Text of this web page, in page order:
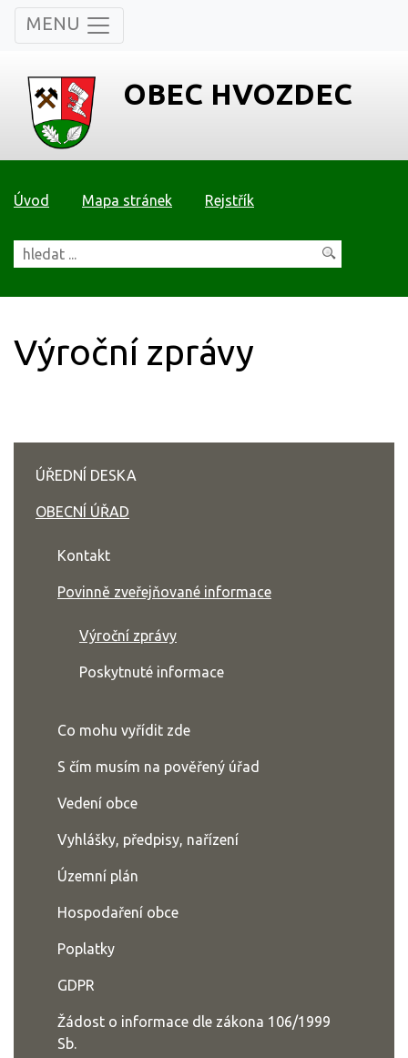
MENU
OBEC HVOZDEC
Úvod Mapa stránek Rejstřík
Výroční zprávy
ÚŘEDNÍ DESKA
OBECNÍ ÚŘAD
Kontakt
Povinně zveřejňované informace
Výroční zprávy
Poskytnuté informace
Co mohu vyřídit zde
S čím musím na pověřený úřad
Vedení obce
Vyhlášky, předpisy, nařízení
Územní plán
Hospodaření obce
Poplatky
GDPR
Žádost o informace dle zákona 106/1999
Sb.